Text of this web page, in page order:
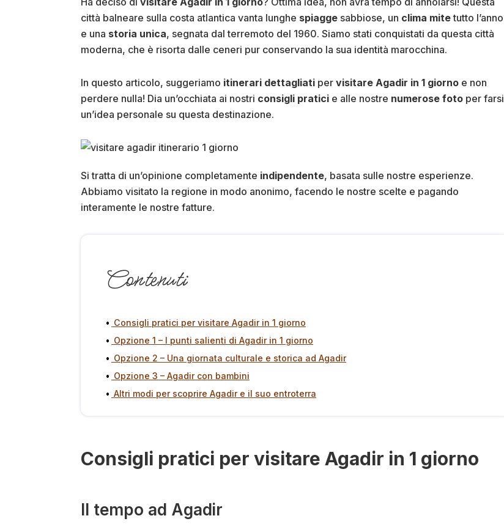
città balneare sulla costa atlantica vanta lunghe spiagge sabbiose, un clima mitetutto l’anno
e una storia unica, segnata dal terremoto del 1960. Siamo stati conquistati da questa città
moderna, che è risorta dalle ceneri pur conservando la sua identità marocchina.
In questo articolo, suggeriamo itinerari dettagliati per visitare Agadir in 1 giorno e non
perdere nulla! Dia un’occhiata ai nostri consigli pratici e alle nostre numerose foto per farsi
un’idea personale su questa destinazione.
Si tratta di un’opinione completamente indipendente, basata sulle nostre esperienze.
Abbiamo visitato la regione in modo anonimo, facendo le nostre scelte e pagando
interamente le nostre fatture.
Contenuti
Consigli pratici per visitare Agadir in 1 giorno
Opzione 1 – I punti salienti di Agadir in 1 giorno
Opzione 2 – Una giornata culturale e storica ad Agadir
Opzione 3 – Agadir con bambini
Altri modi per scoprire Agadir e il suo entroterra
Consigli pratici per visitare Agadir in 1 giorno
Il tempo ad Agadir